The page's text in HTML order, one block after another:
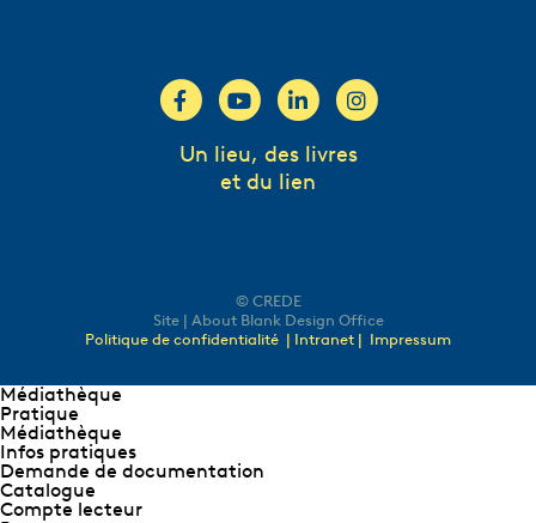
Un lieu, des livres
et du lien
© CREDE
Site | About Blank Design Office
Politique de confidentialité | Intranet | Impressum
Médiathèque
Pratique
Médiathèque
Infos pratiques
Demande de documentation
Catalogue
Compte lecteur